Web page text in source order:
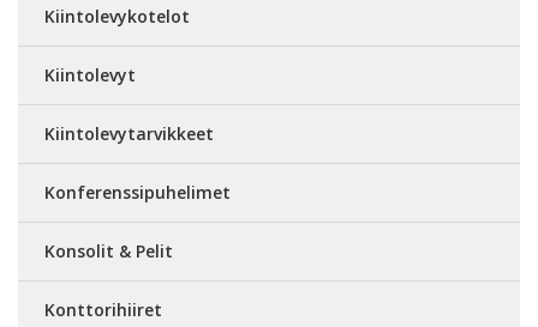
Kiintolevykotelot
Kiintolevyt
Kiintolevytarvikkeet
Konferenssipuhelimet
Konsolit & Pelit
Konttorihiiret